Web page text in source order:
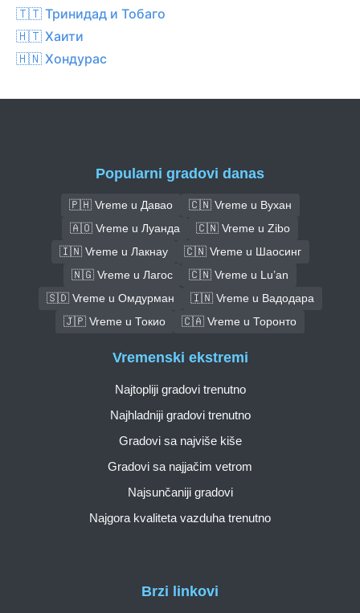
🇹🇹 Тринидад и Тобаго
🇭🇹 Хаити
🇭🇳 Хондурас
Popularni gradovi danas
🇵🇭 Vreme u Давао
🇨🇳 Vreme u Вухан
🇦🇴 Vreme u Луанда
🇨🇳 Vreme u Zibo
🇮🇳 Vreme u Лакнау
🇨🇳 Vreme u Шаосинг
🇳🇬 Vreme u Лагос
🇨🇳 Vreme u Lu’an
🇸🇩 Vreme u Омдурман
🇮🇳 Vreme u Вадодара
🇯🇵 Vreme u Токио
🇨🇦 Vreme u Торонто
Brzi linkovi
Vremenski ekstremi
Najtopliji gradovi trenutno
Najhladniji gradovi trenutno
Gradovi sa najviše kiše
Gradovi sa najjačim vetrom
Najsunčaniji gradovi
Najgora kvaliteta vazduha trenutno